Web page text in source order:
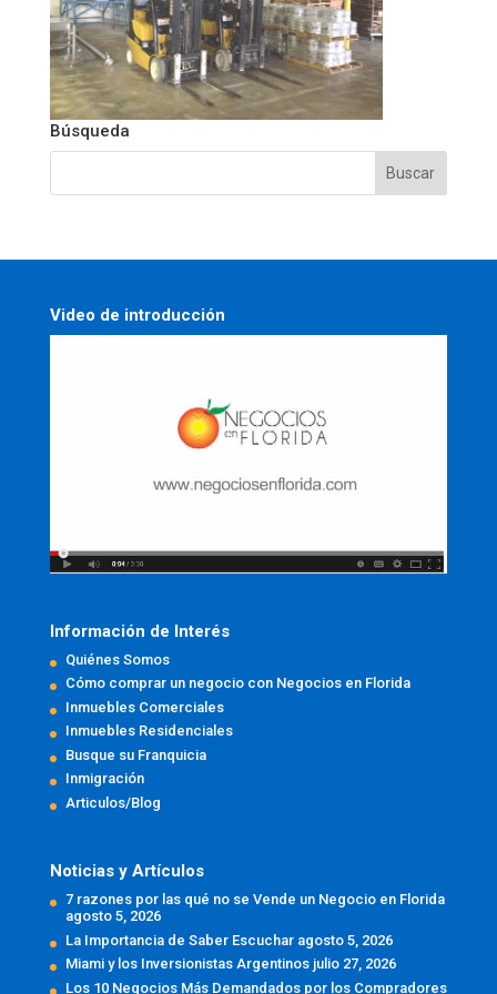
Búsqueda
Video de introducción
Información de Interés
Quiénes Somos
Cómo comprar un negocio con Negocios en Florida
Inmuebles Comerciales
Inmuebles Residenciales
Busque su Franquicia
Inmigración
Articulos/Blog
Noticias y Artículos
7 razones por las qué no se Vende un Negocio en Florida
agosto 5, 2026
La Importancia de Saber Escuchar agosto 5, 2026
Miami y los Inversionistas Argentinos julio 27, 2026
Los 10 Negocios Más Demandados por los Compradores